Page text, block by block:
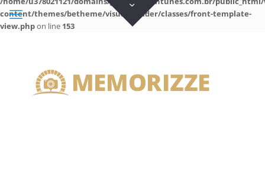
content/themes/betheme/visual-builder/classes/front-template-
view.phpon line 153